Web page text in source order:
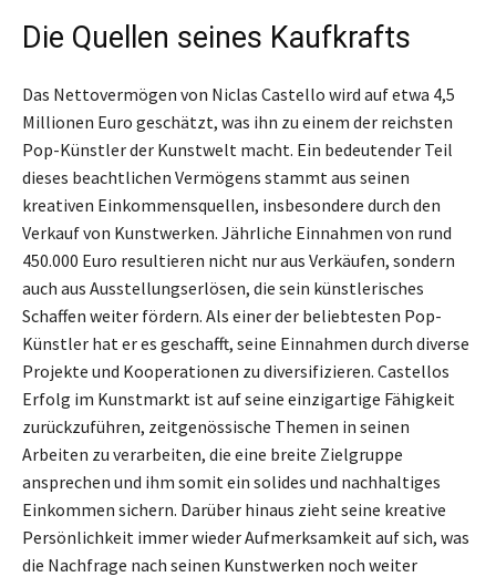
Die Quellen seines Kaufkrafts
Das Nettovermögen von Niclas Castello wird auf etwa 4,5
Millionen Euro geschätzt, was ihn zu einem der reichsten
Pop-Künstler der Kunstwelt macht. Ein bedeutender Teil
dieses beachtlichen Vermögens stammt aus seinen
kreativen Einkommensquellen, insbesondere durch den
Verkauf von Kunstwerken. Jährliche Einnahmen von rund
450.000 Euro resultieren nicht nur aus Verkäufen, sondern
auch aus Ausstellungserlösen, die sein künstlerisches
Schaffen weiter fördern. Als einer der beliebtesten Pop-
Künstler hat er es geschafft, seine Einnahmen durch diverse
Projekte und Kooperationen zu diversifizieren. Castellos
Erfolg im Kunstmarkt ist auf seine einzigartige Fähigkeit
zurückzuführen, zeitgenössische Themen in seinen
Arbeiten zu verarbeiten, die eine breite Zielgruppe
ansprechen und ihm somit ein solides und nachhaltiges
Einkommen sichern. Darüber hinaus zieht seine kreative
Persönlichkeit immer wieder Aufmerksamkeit auf sich, was
die Nachfrage nach seinen Kunstwerken noch weiter